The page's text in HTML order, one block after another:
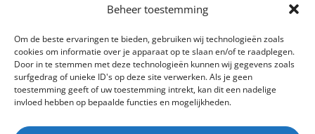
Beheer toestemming
Om de beste ervaringen te bieden, gebruiken wij technologieën zoals
cookies om informatie over je apparaat op te slaan en/of te raadplegen.
Door in te stemmen met deze technologieën kunnen wij gegevens zoals
surfgedrag of unieke ID's op deze site verwerken. Als je geen
toestemming geeft of uw toestemming intrekt, kan dit een nadelige
invloed hebben op bepaalde functies en mogelijkheden.